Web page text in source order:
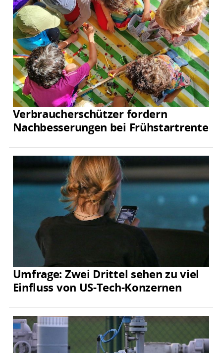
Verbraucherschützer fordern
Nachbesserungen bei Frühstartrente
Umfrage: Zwei Drittel sehen zu viel
Einfluss von US-Tech-Konzernen